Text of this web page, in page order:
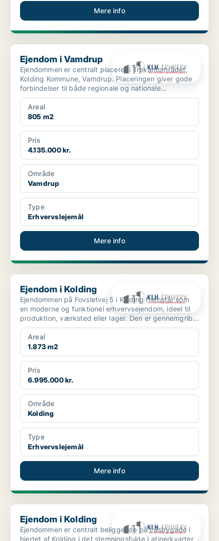
Mere info
Ejendom i Vamdrup
Ejendom i Vamdrup
Ejendommen er centralt placeret i Trekantområdet,
Kolding Kommune, Vamdrup. Placeringen giver gode
forbindelser til både regionale og nationale
transportkorr...
Areal
805 m2
Pris
4.135.000 kr.
Område
Vamdrup
Type
Erhvervslejemål
Mere info
Ejendom i Kolding
Ejendom i Kolding
Ejendommen på Fovsletvej 5 i Kolding fremstår som
en moderne og funktionel erhvervsejendom, ideel til
produktion, værksted eller lager. Den er gennemgrib...
Areal
1.873 m2
Pris
6.995.000 kr.
Område
Kolding
Type
Erhvervslejemål
Mere info
Ejendom i Kolding
Ejendom i Kolding
Ejendommen er centralt beliggende på Låsbygade i
hjertet af Kolding i det stemningsfulde Latinerkvarter